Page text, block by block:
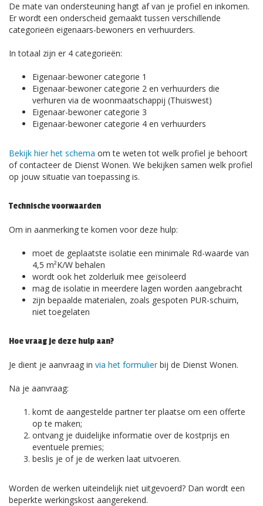
De mate van ondersteuning hangt af van je profiel en inkomen.
Er wordt een onderscheid gemaakt tussen verschillende
categorieën eigenaars-bewoners en verhuurders.
In totaal zijn er 4 categorieën:
Eigenaar-bewoner categorie 1
Eigenaar-bewoner categorie 2 en verhuurders die
verhuren via de woonmaatschappij (Thuiswest)
Eigenaar-bewoner categorie 3
Eigenaar-bewoner categorie 4 en verhuurders
Bekijk hier het schema om te weten tot welk profiel je behoort
of contacteer de Dienst Wonen. We bekijken samen welk profiel
op jouw situatie van toepassing is.
Technische voorwaarden
Om in aanmerking te komen voor deze hulp:
moet de geplaatste isolatie een minimale Rd-waarde van
4,5 m²K/W behalen
wordt ook het zolderluik mee geïsoleerd
mag de isolatie in meerdere lagen worden aangebracht
zijn bepaalde materialen, zoals gespoten PUR-schuim,
niet toegelaten
Hoe vraag je deze hulp aan?
Je dient je aanvraag in via het formulierbij de Dienst Wonen.
Na je aanvraag:
komt de aangestelde partner ter plaatse om een offerte
op te maken;
ontvang je duidelijke informatie over de kostprijs en
eventuele premies;
beslis je of je de werken laat uitvoeren.
Worden de werken uiteindelijk niet uitgevoerd? Dan wordt een
beperkte werkingskost aangerekend.